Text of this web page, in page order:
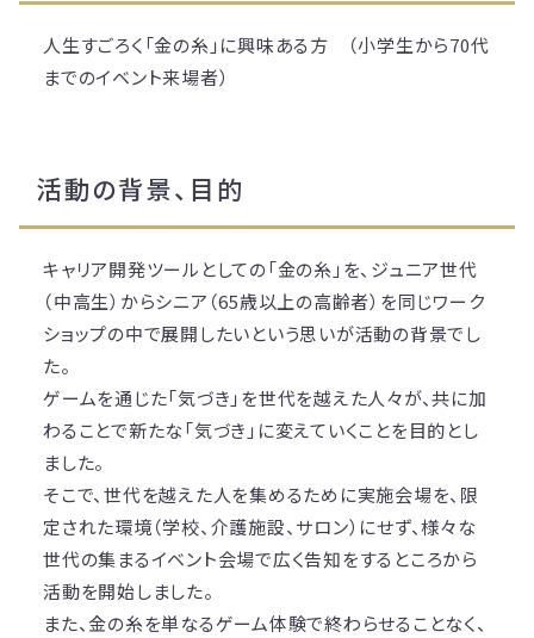
人生すごろく「金の糸」に興味ある方 （小学生から70代
までのイベント来場者）
活動の背景、目的
キャリア開発ツールとしての「金の糸」を、ジュニア世代
（中高生）からシニア（65歳以上の高齢者）を同じワーク
ショップの中で展開したいという思いが活動の背景でし
た。
ゲームを通じた「気づき」を世代を越えた人々が、共に加
わることで新たな「気づき」に変えていくことを目的とし
ました。
そこで、世代を越えた人を集めるために実施会場を、限
定された環境（学校、介護施設、サロン）にせず、様々な
世代の集まるイベント会場で広く告知をするところから
活動を開始しました。
また、金の糸を単なるゲーム体験で終わらせることなく、